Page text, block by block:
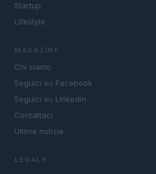
Startup
Lifestyle
MAGAZINE
Chi siamo
Seguici su Facebook
Seguici su Linkedin
Contattaci
Ultime notizie
LEGALE